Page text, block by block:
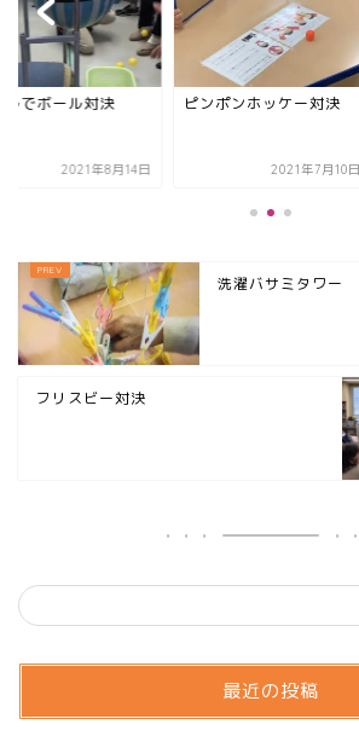
ルでボール対決
2021年8月14日
ピンポンホッケー対決
2021年7月10日
洗濯バサミタワー
フリスビー対決
最近の投稿